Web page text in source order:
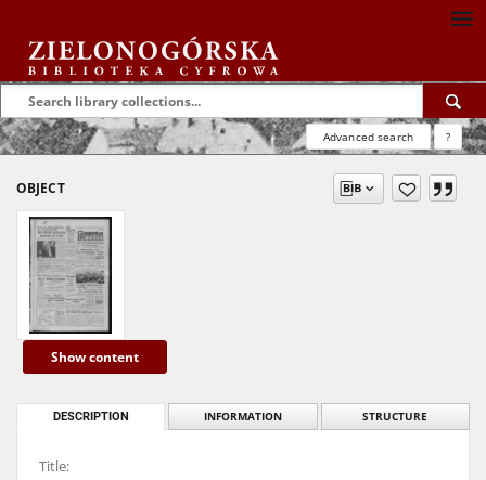
Advanced search ?
OBJECT
Show content
DESCRIPTION INFORMATION STRUCTURE
Title: